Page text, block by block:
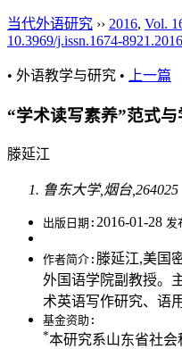
当代外语研究 ›› 2016, Vol.
10.3969/j.issn.1674-
• 外语教学与研究 • 上一篇
“学术读写素养”范式
滕延江
鲁东大学,烟台,264025
出版日期: 2016-01-28 发
作者简介: 滕延江,美国
外国语学院副教授。
术英语写作研究、语
基金资助:
*本研究系山东省社